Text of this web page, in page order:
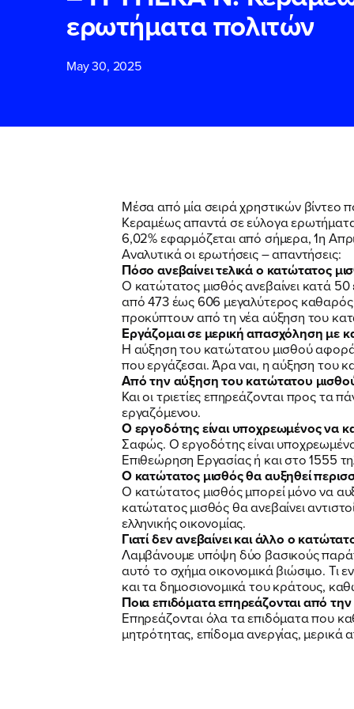
ερωτήματα πολιτών
May 30, 2025
Μέσα από μία σειρά χρηστικών βίντεο
Κεραμέως απαντά σε εύλογα
6,02% εφαρμόζεται από σήμερα, 1η
Αναλυτικά οι ερωτήσεις – απαντήσεις:
Πόσο ανεβαίνει τελικά ο κατώτατος
Ο κατώτατος μισθός ανεβαίνει κατά
από 473 έως 606 μεγαλύτερος
προκύπτουν από τη νέα αύξηση του
Εργάζομαι σε μερική απασχόληση με
Η αύξηση του κατώτατου μισθού
που εργάζεσαι. Άρα ναι, η αύξηση του
Από την αύξηση του κατώτατου μισθού
Και οι τριετίες επηρεάζονται προς τα
εργαζόμενου.
Ο εργοδότης είναι υποχρεωμένος να
Σαφώς. Ο εργοδότης είναι
Επιθεώρηση Εργασίας ή και στο 1555
Ο κατώτατος μισθός θα αυξηθεί
Ο κατώτατος μισθός μπορεί μόνο να
κατώτατος μισθός θα ανεβαίνει
ελληνικής οικονομίας.
Γιατί δεν ανεβαίνει και άλλο ο
Λαμβάνουμε υπόψη δύο βασικούς
αυτό το σχήμα οικονομικά βιώσιμο. Τι
και τα δημοσιονομικά του κράτους,
Ποια επιδόματα επηρεάζονται από
Επηρεάζονται όλα τα επιδόματα που
μητρότητας, επίδομα ανεργίας, μερικά
Αποδέχομαι
δικτυακού
ΥΠΟΒΟΛΗ
Αποδέχομαι
δικτυακού
ΥΠΟΒΟΛΗ